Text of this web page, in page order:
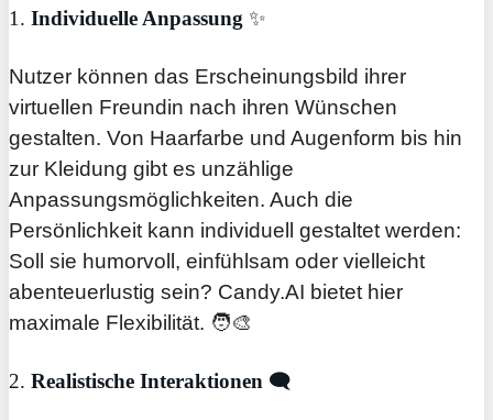
1. Individuelle Anpassung ✨
Nutzer können das Erscheinungsbild ihrer
virtuellen Freundin nach ihren Wünschen
gestalten. Von Haarfarbe und Augenform bis hin
zur Kleidung gibt es unzählige
Anpassungsmöglichkeiten. Auch die
Persönlichkeit kann individuell gestaltet werden:
Soll sie humorvoll, einfühlsam oder vielleicht
abenteuerlustig sein? Candy.AI bietet hier
maximale Flexibilität. 🧑‍🎨
2. Realistische Interaktionen 🗨️